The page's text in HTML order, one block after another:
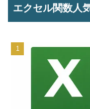
エクセル関数人